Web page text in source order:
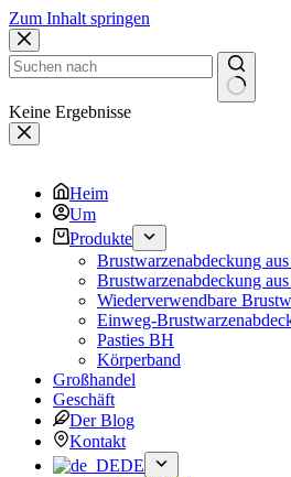
Zum Inhalt springen
Keine Ergebnisse
Heim
Um
Produkte
Brustwarzenabdeckung
Brustwarzenabdeckung
Wiederverwendbare
Einweg-
Pasties BH
Körperband
Großhandel
Geschäft
Der Blog
Kontakt
DE